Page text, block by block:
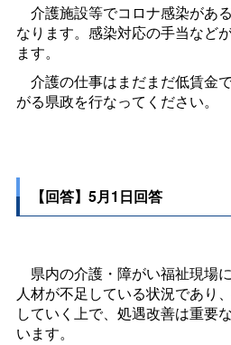
介護施設等でコロナ感染があ
なります。感染対応の手当など
ます。
介護の仕事はまだまだ低賃金
がる県政を行なってください。
【回答】5月1日回答
県内の介護・障がい福祉現場
人材が不足している状況であり
していく上で、処遇改善は重要
います。